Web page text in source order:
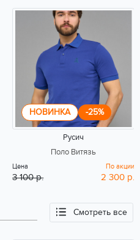
НОВИНКА -25%
Русич
Поло Витязь
Цена
3 100 р.
По акции
2 300 р.
Смотреть все